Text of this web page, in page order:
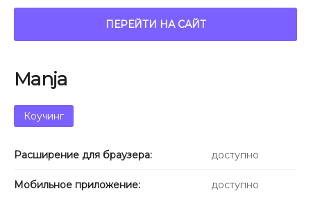
ПЕРЕЙТИ НА САЙТ
Manja
Коучинг
Расширение для браузера: доступно
Мобильное приложение: доступно